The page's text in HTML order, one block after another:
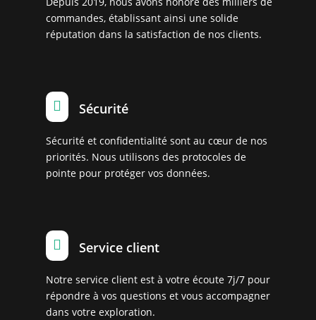
commandes, établissant ainsi une solide
réputation dans la satisfaction de nos clients.
 Sécurité
Sécurité et confidentialité sont au cœur de nos
priorités. Nous utilisons des protocoles de
pointe pour protéger vos données.
 Service client
Notre service client est à votre écoute 7j/7 pour
répondre à vos questions et vous accompagner
dans votre exploration.